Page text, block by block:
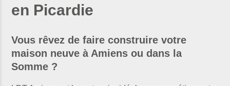
en Picardie
Vous rêvez de faire construire votre
maison neuve à Amiens ou dans la
Somme ?